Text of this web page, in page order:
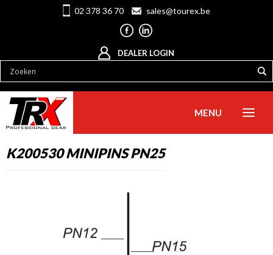
02 378 36 70 sales@tourex.be
DEALER LOGIN
MENU
K200530 MINIPINS PN25